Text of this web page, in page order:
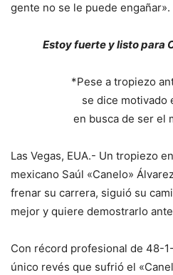
gente no se le puede engañar».
Estoy fuerte y listo para
*Pese a tropiezo
se dice motivado
en busca de ser el
Las Vegas, EUA.- Un tropiezo
mexicano Saúl «Canelo»
frenar su carrera, siguió su
mejor y quiere demostrarlo
Con récord profesional de 48-
único revés que sufrió el